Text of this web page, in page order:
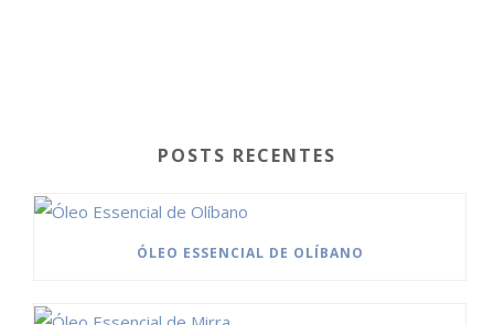
POSTS RECENTES
ÓLEO ESSENCIAL DE OLÍBANO